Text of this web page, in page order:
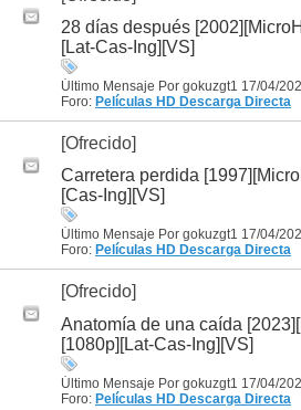
28 días después
[Lat-Cas-Ing][VS]
Último Mensaje Por gokuzgt1 17/04/
Foro: Películas HD Descarga Directa
[Ofrecido]
Carretera perdida
[Cas-Ing][VS]
Último Mensaje Por gokuzgt1 17/04/
Foro: Películas HD Descarga Directa
[Ofrecido]
Anatomía de una caída
[1080p][Lat-Cas-Ing][VS]
Último Mensaje Por gokuzgt1 17/04/
Foro: Películas HD Descarga Directa